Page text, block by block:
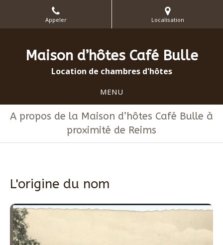
Appeler Localisation
Maison d’hôtes Café Bulle
Location de chambres d'hôtes
MENU
A propos de la Maison d’hôtes Café Bulle à
proximité de Reims
L'origine du nom